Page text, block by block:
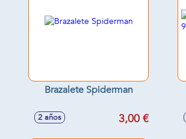
Brazalete Spiderman
2 años 3,00 €